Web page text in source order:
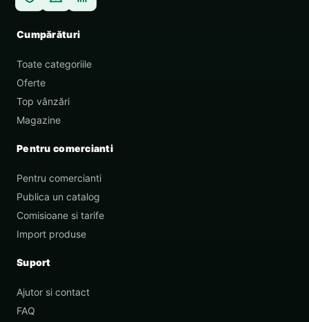
Cumpărături
Toate categoriile
Oferte
Top vânzări
Magazine
Pentru comercianti
Pentru comercianti
Publica un catalog
Comisioane si tarife
Import produse
Suport
Ajutor si contact
FAQ